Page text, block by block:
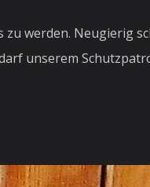
werden. Neugierig
unserem